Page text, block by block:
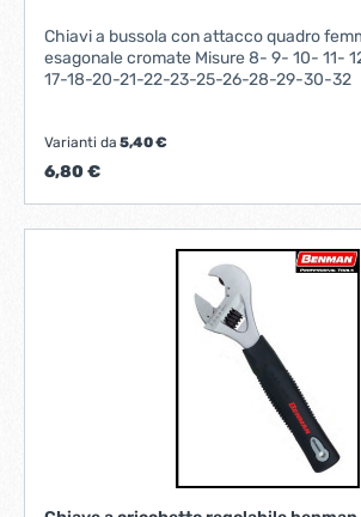
Chiavi a bussola con attacco quadro
esagonale cromate Misure 8- 9- 10- 11- 12- 13- 14-15-16-
17-18-20-21-22-23-25-26-28-29-30-32
Varianti da 5,40 €
6,80 €